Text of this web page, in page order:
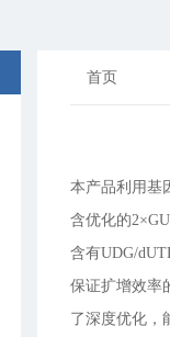
首页
本产品利用基
含优化的
含有UDG/
保证扩增效率
了深度优化，